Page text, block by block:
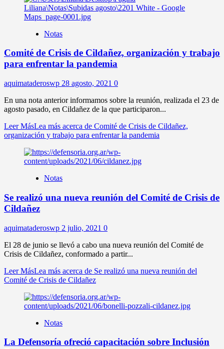
Notas
Comité de Crisis de Cildañez, organización y trabajo
para enfrentar la pandemia
aquimataderoswp 28 agosto, 2021 0
En una nota anterior informamos sobre la reunión, realizada el 23 de
agosto pasado, en Cildañez de la que participaron...
Leer MásLea más acerca de Comité de Crisis de Cildañez,
organización y trabajo para enfrentar la pandemia
Notas
Se realizó una nueva reunión del Comité de Crisis de
Cildañez
aquimataderoswp 2 julio, 2021 0
El 28 de junio se llevó a cabo una nueva reunión del Comité de
Crisis de Cildañez, conformado a partir...
Leer MásLea más acerca de Se realizó una nueva reunión del
Comité de Crisis de Cildañez
Notas
La Defensoría ofreció capacitación sobre Inclusión